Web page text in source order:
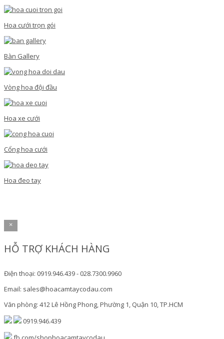
Hoa cưới trọn gói
Bàn Gallery
Vòng hoa đội đầu
Hoa xe cưới
Cổng hoa cưới
Hoa đeo tay
×
HỖ TRỢ KHÁCH HÀNG
Điện thoại: 0919.946.439 - 028.7300.9960
Email: sales@hoacamtaycodau.com
Văn phòng: 412 Lê Hồng Phong, Phường 1, Quận 10, TP.HCM
0919.946.439